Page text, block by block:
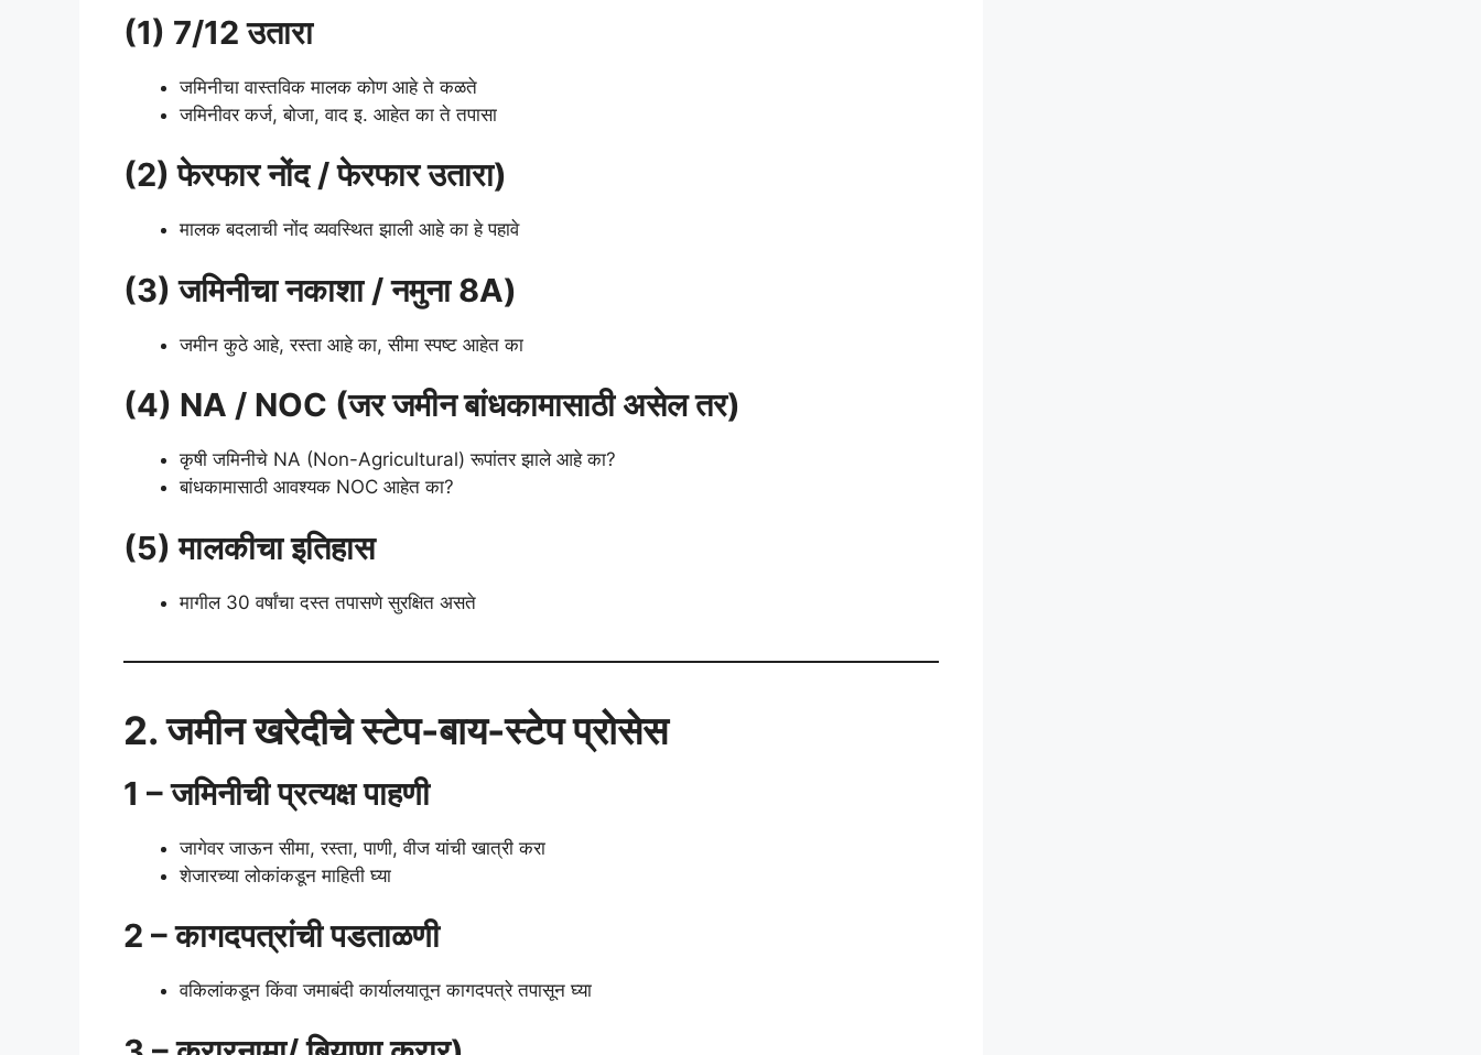
(1) 7/12 उतारा
जमिनीचा वास्तविक मालक कोण आहे ते कळते
जमिनीवर कर्ज, बोजा, वाद इ. आहेत का ते तपासा
(2) फेरफार नोंद / फेरफार उतारा)
मालक बदलाची नोंद व्यवस्थित झाली आहे का हे पहावे
(3) जमिनीचा नकाशा / नमुना 8A)
जमीन कुठे आहे, रस्ता आहे का, सीमा स्पष्ट आहेत का
(4) NA / NOC (जर जमीन बांधकामासाठी असेल तर)
कृषी जमिनीचे NA (Non-Agricultural) रूपांतर झाले आहे का?
बांधकामासाठी आवश्यक NOC आहेत का?
(5) मालकीचा इतिहास
मागील 30 वर्षांचा दस्त तपासणे सुरक्षित असते
2. जमीन खरेदीचे स्टेप-बाय-स्टेप प्रोसेस
1 – जमिनीची प्रत्यक्ष पाहणी
जागेवर जाऊन सीमा, रस्ता, पाणी, वीज यांची खात्री करा
शेजारच्या लोकांकडून माहिती घ्या
2 – कागदपत्रांची पडताळणी
वकिलांकडून किंवा जमाबंदी कार्यालयातून कागदपत्रे तपासून घ्या